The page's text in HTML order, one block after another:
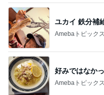
ユカイ 鉄分補
Amebaトピックス
好みではなか
Amebaトピックス